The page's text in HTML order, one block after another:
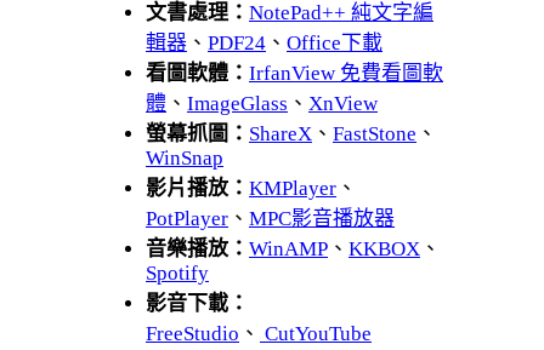
文書處理： NotePad++ 純文字編
輯器 、 PDF24 、 Office下載
看圖軟體： IrfanView 免費看圖軟
體 、 ImageGlass 、 XnView
螢幕抓圖： ShareX 、 FastStone 、
WinSnap
影片播放： KMPlayer 、
PotPlayer 、 MPC影音播放器
音樂播放： WinAMP 、 KKBOX 、
Spotify
影音下載：
FreeStudio 、 CutYouTube